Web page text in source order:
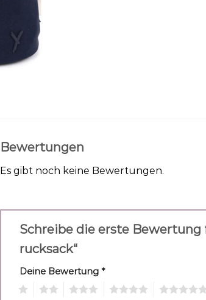
Bewertungen
Es gibt noch keine Bewertungen.
Schreibe die erste Bewertung
rucksack“
Deine Bewertung *